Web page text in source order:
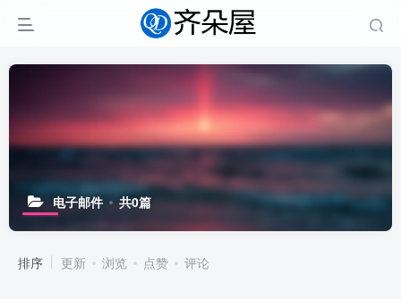
电子邮件 共0篇
排序 更新 浏览 点赞 评论